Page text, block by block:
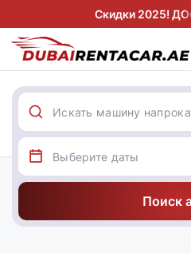
Скидки 2025!
Поиск